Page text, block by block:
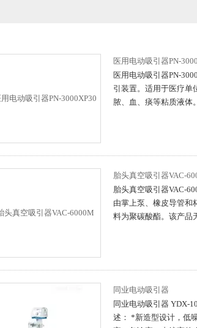
医用电动吸引器PN-
医用电动吸引器PN-
引装置。适用于医疗单
脓、血、痰等粘质液体。
胎头真空吸引器VAC-
胎头真空吸引器VAC-
由掌上泵、橡皮导管和
料为聚碳酸酯。该产品
同业电动吸引器
同业电动吸引器 YDX-
述： *新造型设计，低